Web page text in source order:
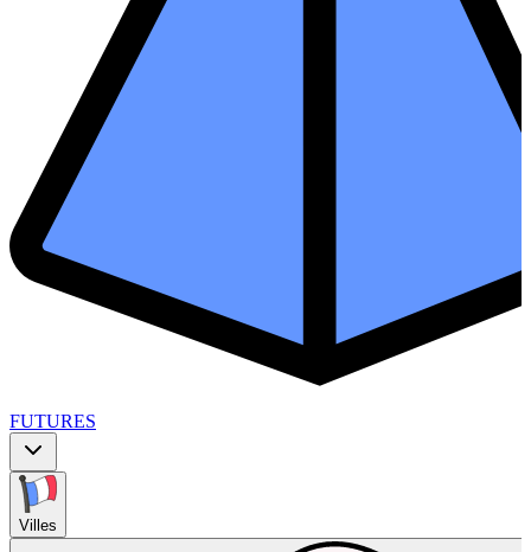
FUTURES
Villes